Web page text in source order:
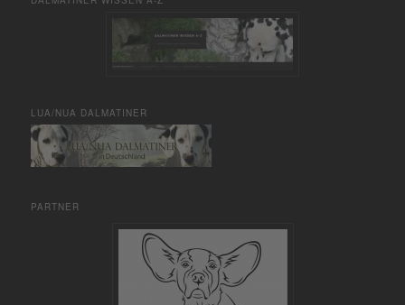
LUA/NUA DALMATINER
PARTNER